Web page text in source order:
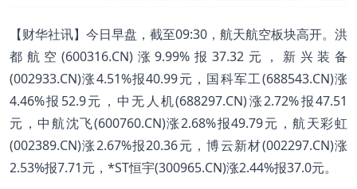
【财华社讯】今日早盘，截至09:30，航天航空板块高开。洪
都航空(600316.CN)涨9.99%报37.32元，新兴装备
(002933.CN)涨4.51%报40.99元，国科军工(688543.CN)涨
4.46%报52.9元，中无人机(688297.CN)涨2.72%报47.51
元，中航沈飞(600760.CN)涨2.68%报49.79元，航天彩虹
(002389.CN)涨2.67%报20.36元，博云新材(002297.CN)涨
2.53%报7.71元，*ST恒宇(300965.CN)涨2.44%报37.0元。